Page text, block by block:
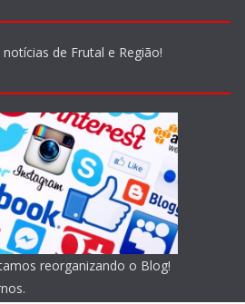
de Frutal e Região!
reorganizando o Blog!